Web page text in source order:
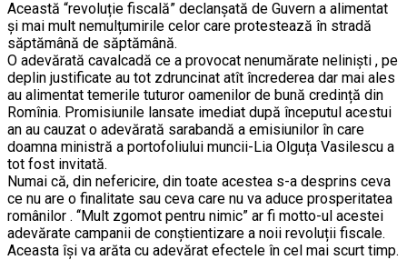
Această “revoluție fiscală” declanșată de Guvern a alimentat
și mai mult nemulțumirile celor care protestează în stradă
săptămână de săptămână.
O adevărată cavalcadă ce a provocat nenumărate neliniști , pe
deplin justificate au tot zdruncinat atît încrederea dar mai ales
au alimentat temerile tuturor oamenilor de bună credință din
Romînia. Promisiunile lansate imediat după începutul acestui
an au cauzat o adevărată sarabandă a emisiunilor în care
doamna ministră a portofoliului muncii-Lia Olguța Vasilescu a
tot fost invitată.
Numai că, din nefericire, din toate acestea s-a desprins ceva
ce nu are o finalitate sau ceva care nu va aduce prosperitatea
românilor . ‘‘Mult zgomot pentru nimic” ar fi motto-ul acestei
adevărate campanii de conștientizare a noii revoluții fiscale.
Aceasta își va arăta cu adevărat efectele în cel mai scurt timp.